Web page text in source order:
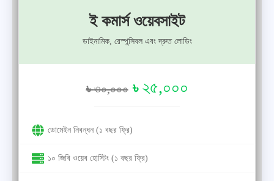
ই কমার্স ওয়েবসাইট
ডাইনামিক, রেস্পন্সিবল এবং দ্রুত লোডিং
৳৩০,০০০ ৳ ২৫,০০০
ডোমেইন নিবন্ধন (১ বছর ফ্রি)
১০ জিবি ওয়েব হোস্টিং (১ বছর ফ্রি)